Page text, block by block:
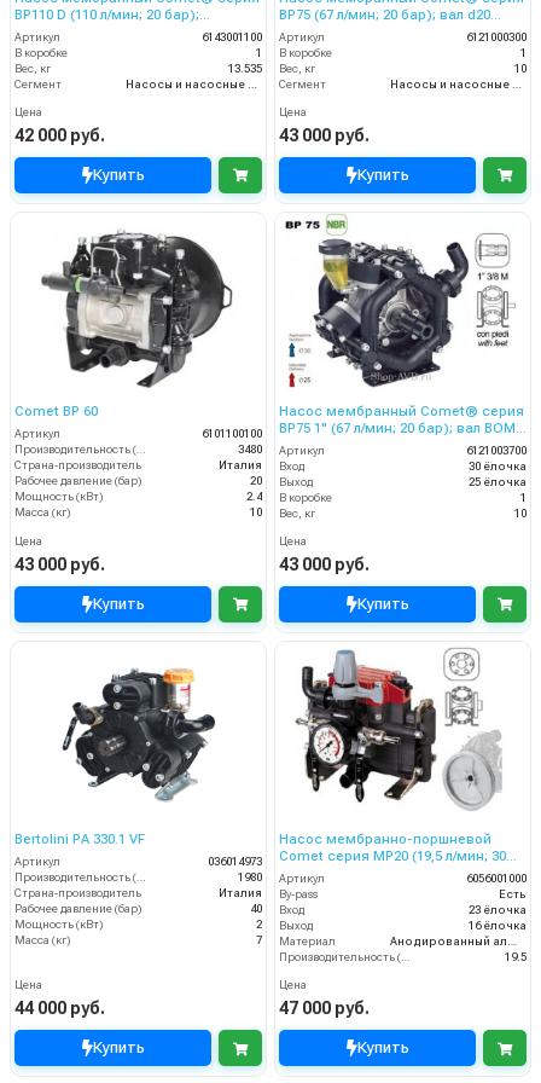
ВP110 D (110 л/мин; 20 бар);
гидрокомпенсатор; вал ВОМ 13/8
Артикул
6143001100
В коробке
1
Вес, кг
13.535
Сегмент
Цена
42 000 руб.
Купить
ВP75 (67 л/мин; 20 бар); вал d20
гладкий/шпонка - ВОМ 13/8
Артикул
6121000300
В коробке
1
Вес, кг
10
Сегмент
Цена
43 000 руб.
Купить
Comet BP 60
Артикул
6101100100
3480
Страна-производитель
Италия
Рабочее давление (бар)
20
Мощность (кВт)
2.4
Масса (кг)
10
Цена
43 000 руб.
Купить
Насос мембранный Comet® серия
BP75 1" (67 л/мин; 20 бар); вал ВОМ
1"3/8
Артикул
6121003700
Вход
30 ёлочка
Выход
25 ёлочка
В коробке
1
Вес, кг
10
Цена
43 000 руб.
Купить
Bertolini PA 330.1 VF
Артикул
036014973
Производительность (л/ч)
1980
Страна-производитель
Италия
Рабочее давление (бар)
40
Мощность (кВт)
2
Масса (кг)
7
Цена
44 000 руб.
Купить
Насос мембранно-поршневой
Comet серия МР20 (19,5 л/мин; 30
бар) с шкивом d=247
Артикул
6056001000
By-pass
Есть
Вход
23 ёлочка
Выход
16 ёлочка
Материал
Анодированный алюминий
Производительность (л/мин)
19.5
Цена
47 000 руб.
Купить